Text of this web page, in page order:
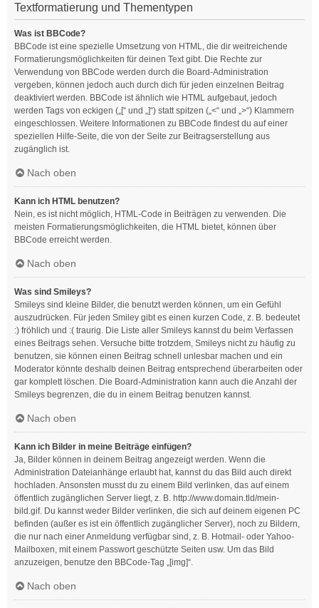
Textformatierung und Thementypen
Was ist BBCode?
BBCode ist eine spezielle Umsetzung von HTML, die dir weitreichende
Formatierungsmöglichkeiten für deinen Text gibt. Die Rechte zur
Verwendung von BBCode werden durch die Board-Administration
vergeben, können jedoch auch durch dich für jeden einzelnen Beitrag
deaktiviert werden. BBCode ist ähnlich wie HTML aufgebaut, jedoch
werden Tags von eckigen („[“ und „]“) statt spitzen („<“ und „>“) Klammern
eingeschlossen. Weitere Informationen zu BBCode findest du auf einer
speziellen Hilfe-Seite, die von der Seite zur Beitragserstellung aus
zugänglich ist.
Nach oben
Kann ich HTML benutzen?
Nein, es ist nicht möglich, HTML-Code in Beiträgen zu verwenden. Die
meisten Formatierungsmöglichkeiten, die HTML bietet, können über
BBCode erreicht werden.
Nach oben
Was sind Smileys?
Smileys sind kleine Bilder, die benutzt werden können, um ein Gefühl
auszudrücken. Für jeden Smiley gibt es einen kurzen Code, z. B. bedeutet
:) fröhlich und :( traurig. Die Liste aller Smileys kannst du beim Verfassen
eines Beitrags sehen. Versuche bitte trotzdem, Smileys nicht zu häufig zu
benutzen, sie können einen Beitrag schnell unlesbar machen und ein
Moderator könnte deshalb deinen Beitrag entsprechend überarbeiten oder
gar komplett löschen. Die Board-Administration kann auch die Anzahl der
Smileys begrenzen, die du in einem Beitrag benutzen kannst.
Nach oben
Kann ich Bilder in meine Beiträge einfügen?
Ja, Bilder können in deinem Beitrag angezeigt werden. Wenn die
Administration Dateianhänge erlaubt hat, kannst du das Bild auch direkt
hochladen. Ansonsten musst du zu einem Bild verlinken, das auf einem
öffentlich zugänglichen Server liegt, z. B. http://www.domain.tld/mein-
bild.gif. Du kannst weder Bilder verlinken, die sich auf deinem eigenen PC
befinden (außer es ist ein öffentlich zugänglicher Server), noch zu Bildern,
die nur nach einer Anmeldung verfügbar sind, z. B. Hotmail- oder Yahoo-
Mailboxen, mit einem Passwort geschützte Seiten usw. Um das Bild
anzuzeigen, benutze den BBCode-Tag „[img]“.
Nach oben